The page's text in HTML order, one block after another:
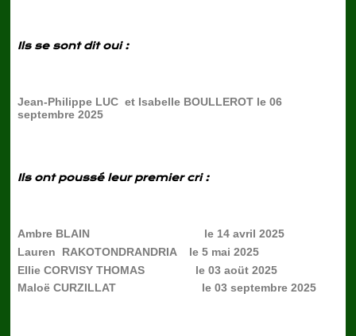
Ils se sont dit oui :
Jean-Philippe LUC et Isabelle BOULLEROT le 06
septembre 2025
Ils ont poussé leur premier cri :
Ambre BLAIN le 14 avril 2025
Lauren RAKOTONDRANDRIA le 5 mai 2025
Ellie CORVISY THOMAS le 03 aoüt 2025
Maloë CURZILLAT le 03 septembre 2025